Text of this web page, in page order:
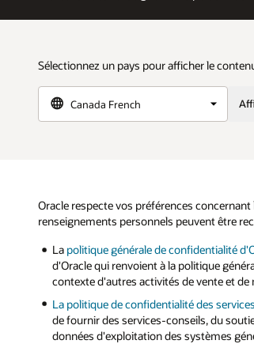
Sélectionnez un pays pour afficher le
Oracle respecte vos préférences
renseignements personnels peuvent être
La politique générale de confidentialité
d'Oracle qui renvoient à la politique
contexte d'autres activités de vente et
La politique de confidentialité des
de fournir des services-conseils, du
données d'exploitation des systèmes